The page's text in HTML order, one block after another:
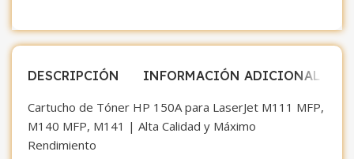
DESCRIPCIÓN INFORMACIÓN ADICIONAL
Cartucho de Tóner HP 150A para LaserJet M111 MFP,
M140 MFP, M141 | Alta Calidad y Máximo
Rendimiento